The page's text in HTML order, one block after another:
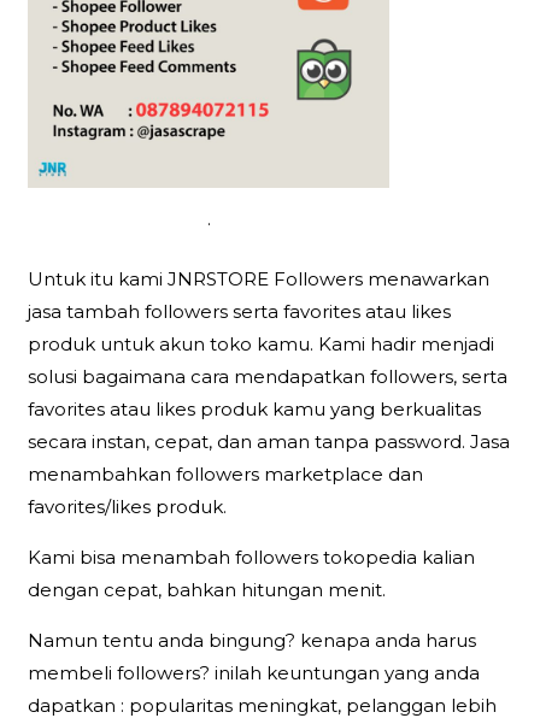
.
Untuk itu kami JNRSTORE Followers menawarkan
jasa tambah followers serta favorites atau likes
produk untuk akun toko kamu. Kami hadir menjadi
solusi bagaimana cara mendapatkan followers, serta
favorites atau likes produk kamu yang berkualitas
secara instan, cepat, dan aman tanpa password. Jasa
menambahkan followers marketplace dan
favorites/likes produk.
Kami bisa menambah followers tokopedia kalian
dengan cepat, bahkan hitungan menit.
Namun tentu anda bingung? kenapa anda harus
membeli followers? inilah keuntungan yang anda
dapatkan : popularitas meningkat, pelanggan lebih